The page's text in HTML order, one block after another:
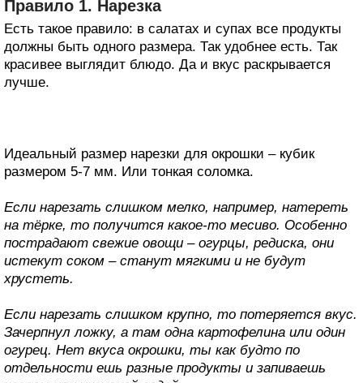
Правило 1. Нарезка
Есть такое правило: в салатах и супах все продукты
должны быть одного размера. Так удобнее есть. Так
красивее выглядит блюдо. Да и вкус раскрывается
лучше.
Идеальный размер нарезки для окрошки – кубик
размером 5-7 мм. Или тонкая соломка.
Если нарезать слишком мелко, например, натереть
на тёрке, то получится какое-то месиво. Особенно
пострадают свежие овощи – огурцы, редиска, они
истекут соком – станут мягкими и не будут
хрустеть.
Если нарезать слишком крупно, то потеряется вкус.
Зачерпнул ложку, а там одна картофелина или один
огурец. Нет вкуса окрошки, ты как будто по
отдельности ешь разные продукты и запиваешь